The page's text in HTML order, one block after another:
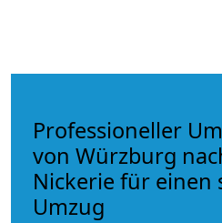
Professioneller
von Würzburg
Nickerie für einen
Umzug